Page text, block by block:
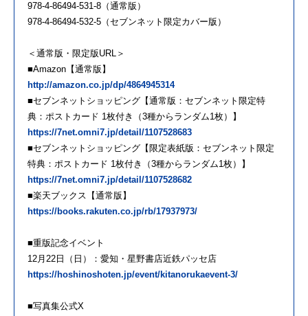
978-4-86494-531-8（通常版）
978-4-86494-532-5（セブンネット限定カバー版）
＜通常版・限定版URL＞
■Amazon【通常版】
http://amazon.co.jp/dp/4864945314
■セブンネットショッピング【通常版：セブンネット限定特
典：ポストカード 1枚付き（3種からランダム1枚）】
https://7net.omni7.jp/detail/1107528683
■セブンネットショッピング【限定表紙版：セブンネット限定
特典：ポストカード 1枚付き（3種からランダム1枚）】
https://7net.omni7.jp/detail/1107528682
■楽天ブックス【通常版】
https://books.rakuten.co.jp/rb/17937973/
■重版記念イベント
12月22日（日）：愛知・星野書店近鉄パッセ店
https://hoshinoshoten.jp/event/kitanorukaevent-3/
■写真集公式X